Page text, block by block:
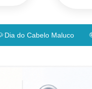
Dia do Cabelo Maluco